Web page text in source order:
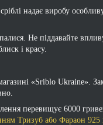
надає виробу
Не піддавайте впливу
і красу.
«Sriblo Ukraine».
перевищує 6000
Тризуб або Фараон 925